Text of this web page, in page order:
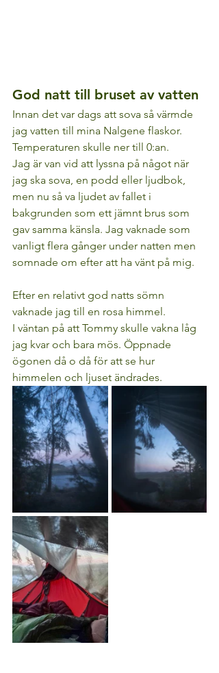
God natt till bruset av vatten
Innan det var dags att sova så värmde
jag vatten till mina Nalgene flaskor.
Temperaturen skulle ner till 0:an.
Jag är van vid att lyssna på något när
jag ska sova, en podd eller ljudbok,
men nu så va ljudet av fallet i
bakgrunden som ett jämnt brus som
gav samma känsla. Jag vaknade som
vanligt flera gånger under natten men
somnade om efter att ha vänt på mig.
Efter en relativt god natts sömn
vaknade jag till en rosa himmel.
I väntan på att Tommy skulle vakna låg
jag kvar och bara mös. Öppnade
ögonen då o då för att se hur
himmelen och ljuset ändrades.